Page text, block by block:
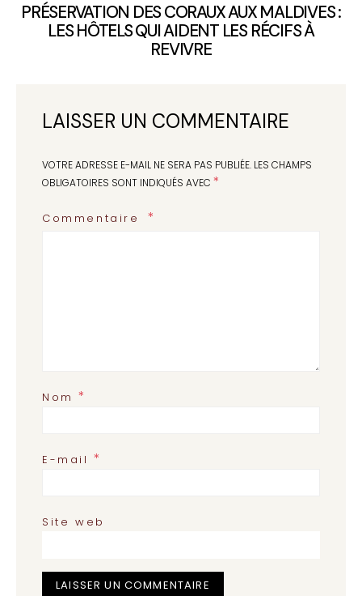
PRÉSERVATION DES CORAUX AUX MALDIVES :
LES HÔTELS QUI AIDENT LES RÉCIFS À
REVIVRE
LAISSER UN COMMENTAIRE
VOTRE ADRESSE E-MAIL NE SERA PAS PUBLIÉE. LES CHAMPS
OBLIGATOIRES SONT INDIQUÉS AVEC *
Commentaire
Nom*
E-mail*
Site web